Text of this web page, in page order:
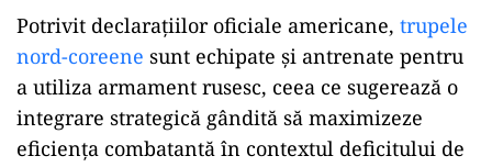
Potrivit declarațiilor oficiale americane, trupele
nord-coreene sunt echipate și antrenate pentru
a utiliza armament rusesc, ceea ce sugerează o
integrare strategică gândită să maximizeze
eficiența combatantă în contextul deficitului de